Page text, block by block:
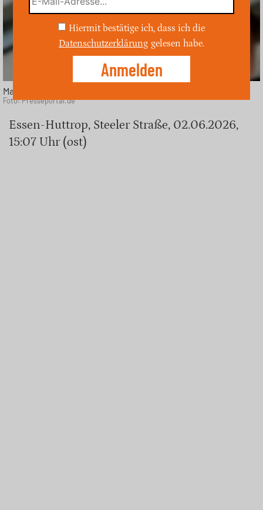
Maßnahmen der Feuerwehr Foto: Feuerwehr Essen
Foto: Presseportal.de
Essen-Huttrop, Steeler Straße, 02.06.2026,
15:07 Uhr (ost)
Hiermit bestätige ich, dass ich die
Datenschutzerklärung gelesen habe.